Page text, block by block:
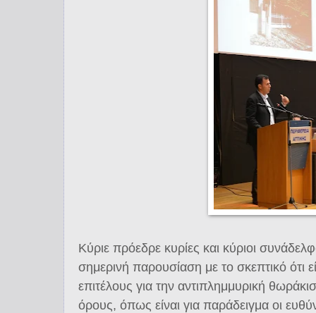
Κύριε πρόεδρε κυρίες και κύριοι
σημερινή παρουσίαση με το σκεπτικό ότι
επιτέλους για την αντιπλημμυρική
όρους, όπως είναι για παράδειγμα οι